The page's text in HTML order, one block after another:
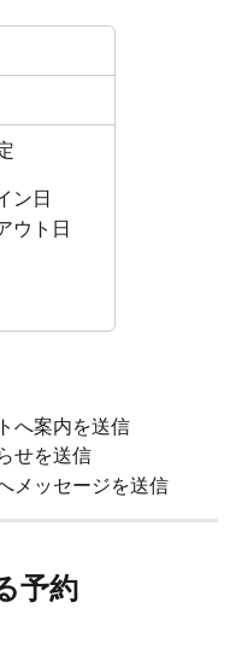
ン日
ウト日
へ案内を送信
せを送信
メッセージを送信
予約